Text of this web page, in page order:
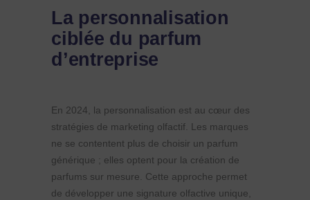
La personnalisation
ciblée du parfum
d’entreprise
En 2024, la personnalisation est au cœur des
stratégies de marketing olfactif. Les marques
ne se contentent plus de choisir un parfum
générique ; elles optent pour la création de
parfums sur mesure. Cette approche permet
de développer une signature olfactive unique,